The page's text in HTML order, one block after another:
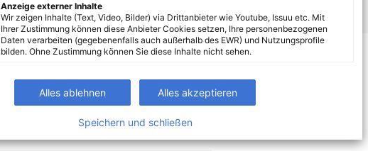
Anzeige externer Inhalte
Wir zeigen Inhalte (Text, Video, Bilder) via Drittanbieter wie Youtube, Issuu etc. Mit
Ihrer Zustimmung können diese Anbieter Cookies setzen, Ihre personenbezogenen
Daten verarbeiten (gegebenenfalls auch außerhalb des EWR) und Nutzungsprofile
bilden. Ohne Zustimmung können Sie diese Inhalte nicht sehen.
Alles ablehnen Alles akzeptieren
Speichern und schließen